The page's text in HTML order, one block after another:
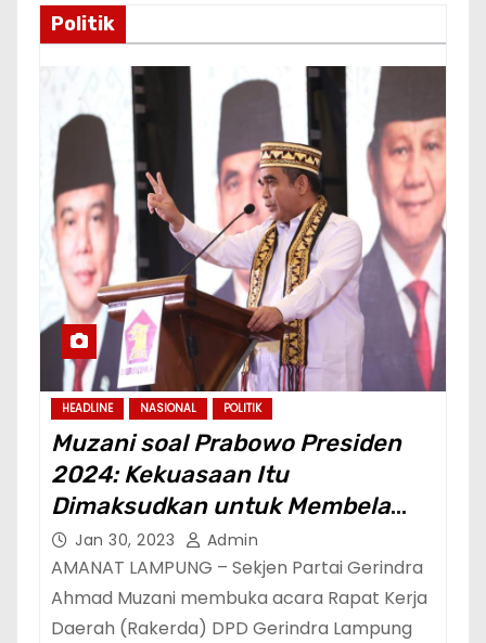
Politik
HEADLINE NASIONAL POLITIK
Muzani soal Prabowo Presiden
2024: Kekuasaan Itu
Dimaksudkan untuk Membela
Rakyat Kecil dan Terpinggirkan
Jan 30, 2023 Admin
AMANAT LAMPUNG – Sekjen Partai Gerindra
Ahmad Muzani membuka acara Rapat Kerja
Daerah (Rakerda) DPD Gerindra Lampung